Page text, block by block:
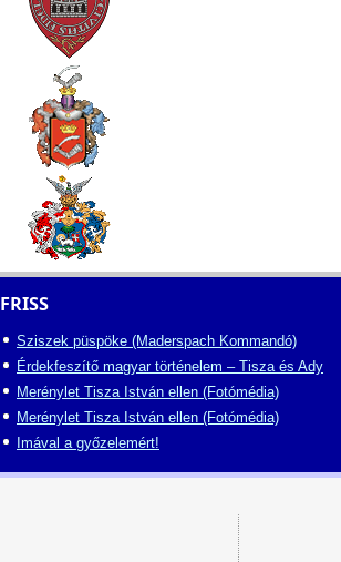
FRISS
Sziszek püspöke (Maderspach Kommandó)
Érdekfeszítő magyar történelem – Tisza és Ady
Merénylet Tisza István ellen (Fotómédia)
Merénylet Tisza István ellen (Fotómédia)
Imával a győzelemért!